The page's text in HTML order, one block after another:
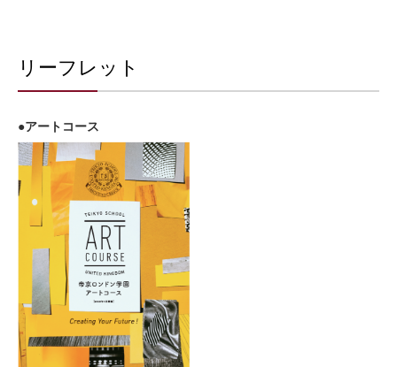
リーフレット
●アートコース